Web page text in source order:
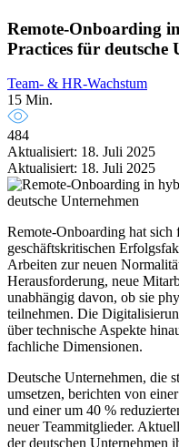
Remote-Onboarding
Practices für deutsche
Team- & HR-Wachstum
15 Min.
484
Aktualisiert: 18. Juli 2025
Aktualisiert: 18. Juli 2025
Remote-Onboarding hat sich
geschäftskritischen
Arbeiten zur neuen
Herausforderung, neue
unabhängig davon, ob sie
teilnehmen. Die
über technische Aspekte
fachliche Dimensionen.
Deutsche Unternehmen, die
umsetzen, berichten von
und einer um 40 %
neuer Teammitglieder.
der deutschen Unternehmen